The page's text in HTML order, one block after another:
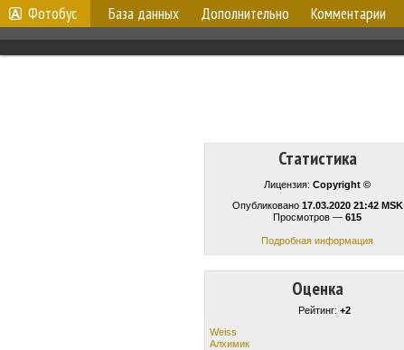
Фотобус База данных Дополнительно Комментарии
Статистика
Лицензия: Copyright ©
Опубликовано 17.03.2020 21:42 MSK
Просмотров — 615
Подробная информация
Оценка
Рейтинг: +2
Weiss
Алхимик